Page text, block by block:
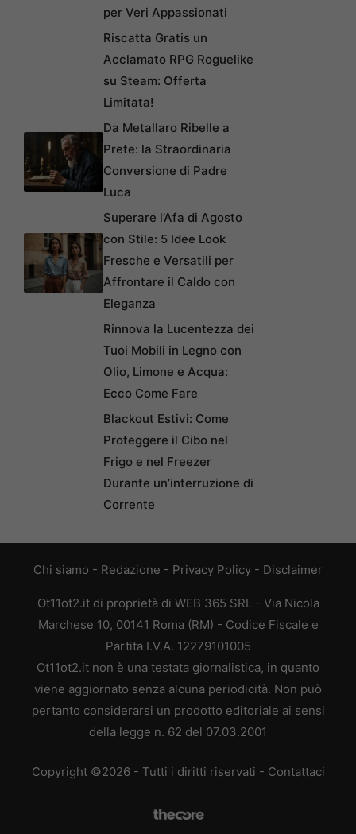
per Veri Appassionati
Riscatta Gratis un
Acclamato RPG Roguelike
su Steam: Offerta
Limitata!
Da Metallaro Ribelle a
Prete: la Straordinaria
Conversione di Padre
Luca
Superare l’Afa di Agosto
con Stile: 5 Idee Look
Fresche e Versatili per
Affrontare il Caldo con
Eleganza
Rinnova la Lucentezza dei
Tuoi Mobili in Legno con
Olio, Limone e Acqua:
Ecco Come Fare
Blackout Estivi: Come
Proteggere il Cibo nel
Frigo e nel Freezer
Durante un’interruzione di
Corrente
Chi siamo - Redazione - Privacy Policy - Disclaimer
Ot11ot2.it di proprietà di WEB 365 SRL - Via Nicola
Marchese 10, 00141 Roma (RM) - Codice Fiscale e
Partita I.V.A. 12279101005
Ot11ot2.it non è una testata giornalistica, in quanto
viene aggiornato senza alcuna periodicità. Non può
pertanto considerarsi un prodotto editoriale ai sensi
della legge n. 62 del 07.03.2001
Copyright ©2026 - Tutti i diritti riservati - Contattaci